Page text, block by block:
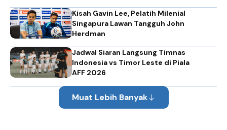
Kisah Gavin Lee, Pelatih Milenial
Singapura Lawan Tangguh John
Herdman
Jadwal Siaran Langsung Timnas
Indonesia vs Timor Leste di Piala
AFF 2026
Muat Lebih Banyak